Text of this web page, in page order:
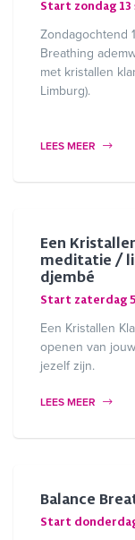
Start zondag
Zondagochtend
Breathing
met kristallen
Limburg).
LEES MEER
Een
meditatie /
djembé
Start zaterdag
Een Kristallen
openen van
jezelf zijn.
LEES MEER
Balance
Start